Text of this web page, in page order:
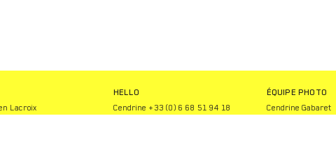
Lacroix
HELLO
Cendrine +33 (0) 6 68 51 94 18
ÉQUIPE PHOTO
Cendrine Gabaret